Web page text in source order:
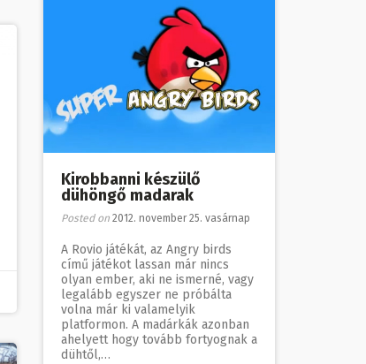
Kirobbanni készülő
dühöngő madarak
Posted on 2012. november 25. vasárnap
A Rovio játékát, az Angry birds
című játékot lassan már nincs
olyan ember, aki ne ismerné, vagy
legalább egyszer ne próbálta
volna már ki valamelyik
platformon. A madárkák azonban
ahelyett hogy tovább fortyognak a
dühtől,…